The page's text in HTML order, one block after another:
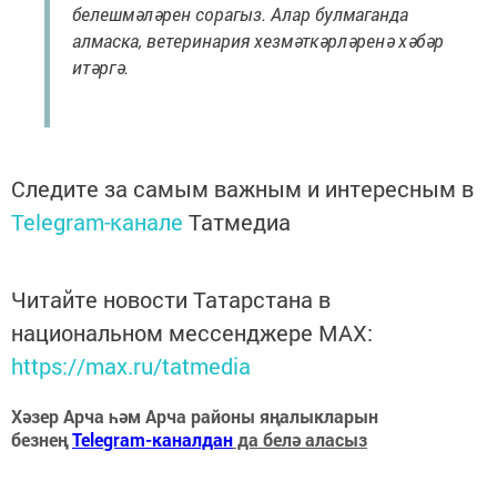
белешмәләрен сорагыз. Алар булмаганда
алмаска, ветеринария хезмәткәрләренә хәбәр
итәргә.
Следите за самым важным и интересным в
Telegram-канале Татмедиа
Читайте новости Татарстана в
национальном мессенджере MАХ:
https://max.ru/tatmedia
Хәзер Арча һәм Арча районы яңалыкларын
безнеңTelegram-каналданда белә аласыз